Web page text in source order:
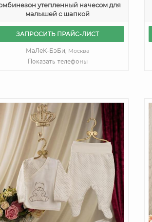
утепленный начесом для
малышей с шапкой
ЗАПРОСИТЬ ПРАЙС-ЛИСТ
МаЛеК-БэБи, Москва
Показать телефоны